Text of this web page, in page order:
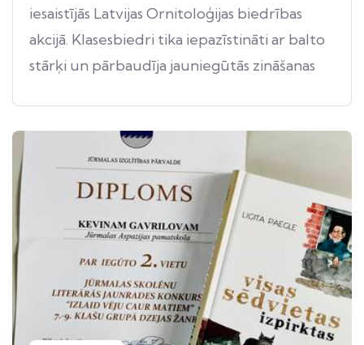
iesaistījās Latvijas Ornitoloģijas biedrības
akcijā. Klasesbiedri tika iepazīstināti ar balto
stārķi un pārbaudīja jauniegūtās zināšanas